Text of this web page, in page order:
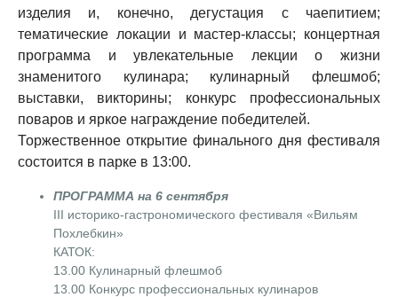
изделия и, конечно, дегустация с чаепитием;
тематические локации и мастер-классы; концертная
программа и увлекательные лекции о жизни
знаменитого кулинара; кулинарный флешмоб;
выставки, викторины; конкурс профессиональных
поваров и яркое награждение победителей.
Торжественное открытие финального дня фестиваля
состоится в парке в 13:00.
ПРОГРАММА на 6 сентября
III историко-гастрономического фестиваля «Вильям
Похлебкин»
КАТОК:
13.00 Кулинарный флешмоб
13.00 Конкурс профессиональных кулинаров